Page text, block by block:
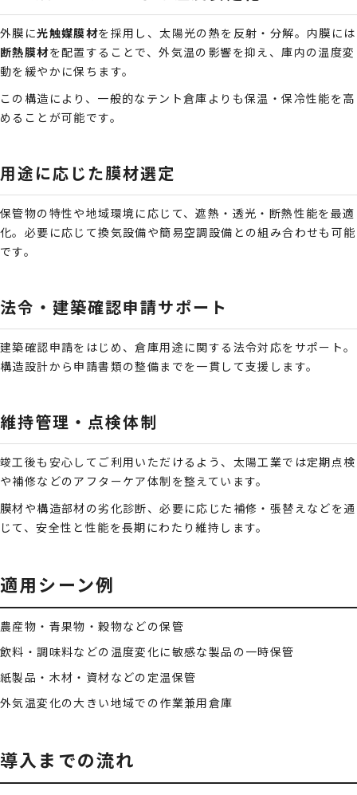
外膜に光触媒膜材を採用し、太陽光の熱を反射・分解。内膜には
断熱膜材を配置することで、外気温の影響を抑え、庫内の温度変
動を緩やかに保ちます。
この構造により、一般的なテント倉庫よりも保温・保冷性能を高
めることが可能です。
用途に応じた膜材選定
保管物の特性や地域環境に応じて、遮熱・透光・断熱性能を最適
化。必要に応じて換気設備や簡易空調設備との組み合わせも可能
です。
法令・建築確認申請サポート
建築確認申請をはじめ、倉庫用途に関する法令対応をサポート。
構造設計から申請書類の整備までを一貫して支援します。
維持管理・点検体制
竣工後も安心してご利用いただけるよう、太陽工業では定期点検
や補修などのアフターケア体制を整えています。
膜材や構造部材の劣化診断、必要に応じた補修・張替えなどを通
じて、安全性と性能を長期にわたり維持します。
適用シーン例
農産物・青果物・穀物などの保管
飲料・調味料などの温度変化に敏感な製品の一時保管
紙製品・木材・資材などの定温保管
外気温変化の大きい地域での作業兼用倉庫
導入までの流れ